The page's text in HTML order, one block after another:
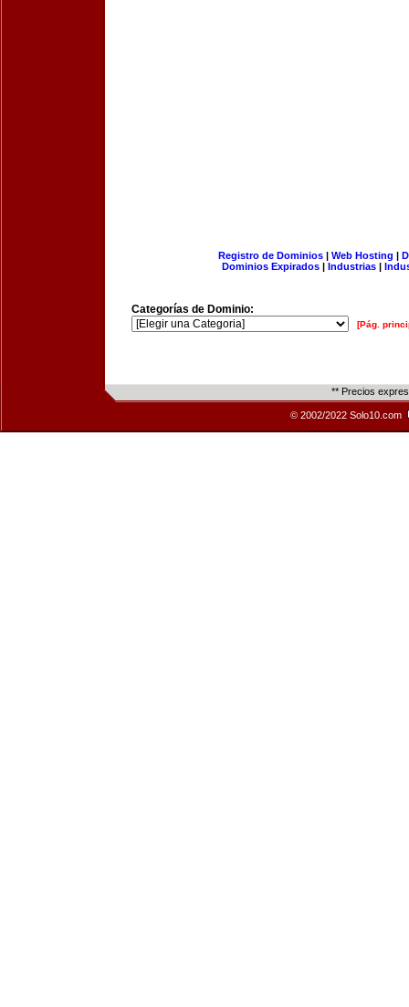
Registro de Dominios| Web Hosting |
Dominios Expirados | Industrias |
Categorías de Dominio:
[Pág.
** Precios
© 2002/2022 Solo10.com